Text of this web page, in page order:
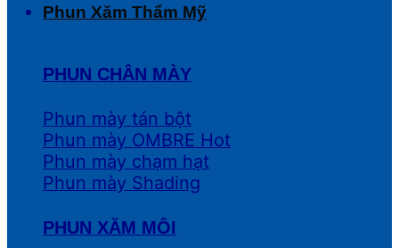
Phun Xăm Thẩm Mỹ
PHUN CHÂN MÀY
Phun mày tán bột
Phun mày OMBRE
Phun mày chạm hạt
Phun mày Shading
PHUN XĂM MÔI